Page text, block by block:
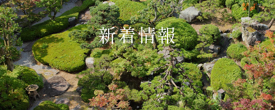
新着情報